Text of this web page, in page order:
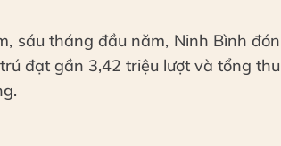
sáu tháng đầu năm, Ninh Bình đón
đạt gần 3,42 triệu lượt và tổng thu